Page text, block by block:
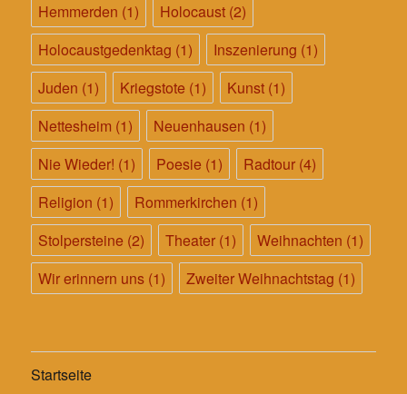
Hemmerden (1) Holocaust (2)
Holocaustgedenktag (1) Inszenierung (1)
Juden (1) Kriegstote (1) Kunst (1)
Nettesheim (1) Neuenhausen (1)
Nie Wieder! (1) Poesie (1) Radtour (4)
Religion (1) Rommerkirchen (1)
Stolpersteine (2) Theater (1) Weihnachten (1)
Wir erinnern uns (1) Zweiter Weihnachtstag (1)
Startseite